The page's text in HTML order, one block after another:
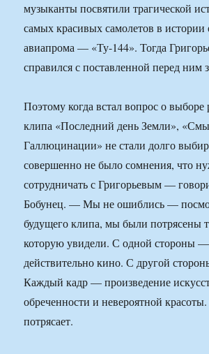
музыканты посвятили трагической
самых красивых самолетов в истории
авиапрома — «Ту-144». Тогда
справился с поставленной перед ним
Поэтому когда встал вопрос о выборе
клипа «Последний день Земли»,
Галлюцинации» не стали долго
совершенно не было сомнения, что
сотрудничать с Григорьевым —
Бобунец. — Мы не ошиблись —
будущего клипа, мы были потрясены
которую увидели. С одной стороны
действительно кино. С другой
Каждый кадр — произведение
обреченности и невероятной
потрясает.